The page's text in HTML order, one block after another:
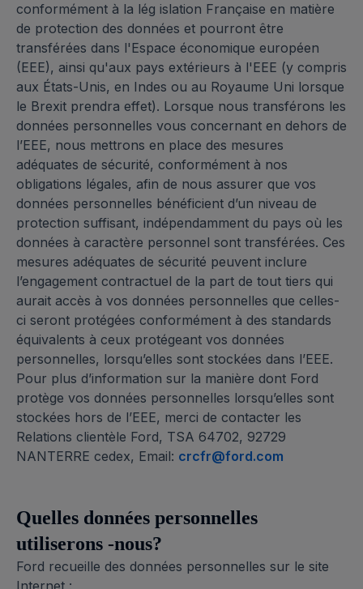
conformément à la lég islation Française en matière
de protection des données et pourront être
transférées dans l'Espace économique européen
(EEE), ainsi qu'aux pays extérieurs à l'EEE (y compris
aux États-Unis, en Indes ou au Royaume Uni lorsque
le Brexit prendra effet). Lorsque nous transférons les
données personnelles vous concernant en dehors de
l’EEE, nous mettrons en place des mesures
adéquates de sécurité, conformément à nos
obligations légales, afin de nous assurer que vos
données personnelles bénéficient d’un niveau de
protection suffisant, indépendamment du pays où les
données à caractère personnel sont transférées. Ces
mesures adéquates de sécurité peuvent inclure
l’engagement contractuel de la part de tout tiers qui
aurait accès à vos données personnelles que celles-
ci seront protégées conformément à des standards
équivalents à ceux protégeant vos données
personnelles, lorsqu’elles sont stockées dans l’EEE.
Pour plus d’information sur la manière dont Ford
protège vos données personnelles lorsqu’elles sont
stockées hors de l’EEE, merci de contacter les
Relations clientèle Ford, TSA 64702, 92729
NANTERRE cedex, Email: crcfr@ford.com
Quelles données personnelles
utiliserons -nous?
Ford recueille des données personnelles sur le site
Internet :